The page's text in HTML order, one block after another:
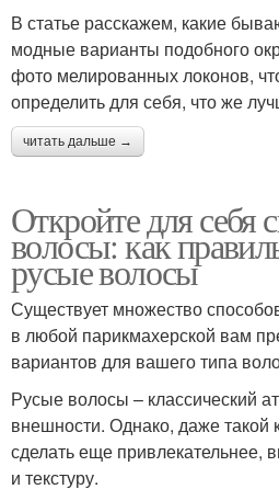
В статье расскажем, какие
модные варианты подобного
фото мелированных локонов,
определить для себя, что же
читать дальше →
Откройте для себя
волосы: как
русые волосы
Существует множество
в любой парикмахерской вам
вариантов для вашего типа
Русые волосы – классический
внешности. Однако, даже такой
сделать еще привлекательнее,
и текстуру.